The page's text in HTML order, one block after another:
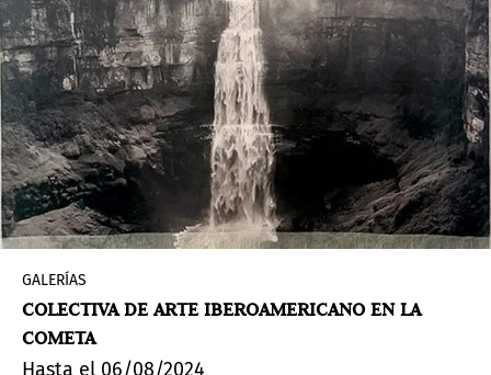
GALERÍAS
COLECTIVA DE ARTE IBEROAMERICANO EN LA
COMETA
Hasta el 06/08/2024